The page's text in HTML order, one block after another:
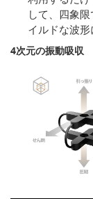
して、四象
イルドな波形
4次元の振動吸収